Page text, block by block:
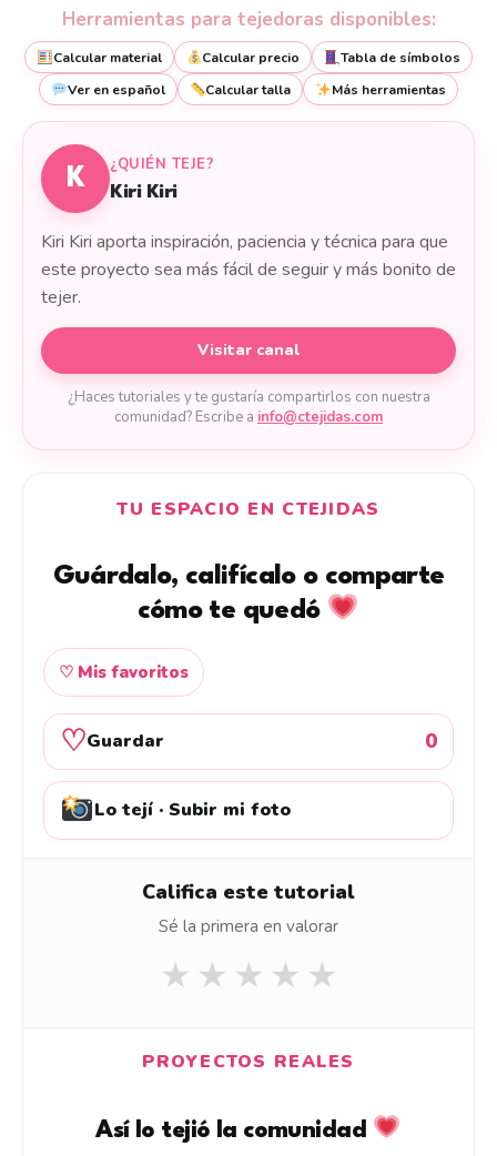
Herramientas para tejedoras disponibles:
Calcular material Calcular precio
Tabla de símbolos
Ver en español
Calcular talla Más herramientas
K
¿QUIÉN TEJE?
Kiri Kiri
Kiri Kiri aporta inspiración, paciencia y técnica para que
este proyecto sea más fácil de seguir y más bonito de
tejer.
Visitar canal
¿Haces tutoriales y te gustaría compartirlos con nuestra
comunidad? Escribe a info@ctejidas.com
TU ESPACIO EN CTEJIDAS
Guárdalo, califícalo o comparte
cómo te quedó
♡ Mis favoritos
♡Guardar 0
Lo tejí · Subir mi foto
Califica este tutorial
Sé la primera en valorar
★ ★ ★ ★ ★
PROYECTOS REALES
Así lo tejió la comunidad